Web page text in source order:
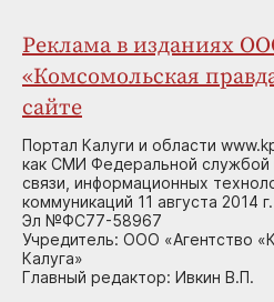
Реклама в изданиях
«Комсомольская
сайте
Портал Калуги и области
как СМИ Федеральной службой
связи, информационных
коммуникаций 11 августа 2014
Эл №ФС77-58967
Учредитель: ООО «Агентство
Калуга»
Главный редактор: Ивкин В.П.